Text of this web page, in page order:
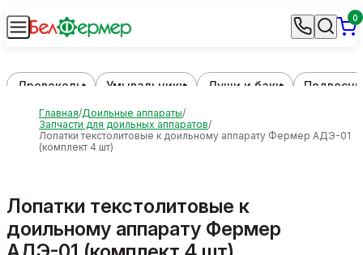
0
Дровоколы Умывальники Души и баки
Главная Доильные аппараты
Запчасти для доильных аппаратов
Лопатки текстолитовые к доильному аппарату Фермер АДЭ-01
(комплект 4 шт)
Лопатки текстолитовые к
доильному аппарату Фермер